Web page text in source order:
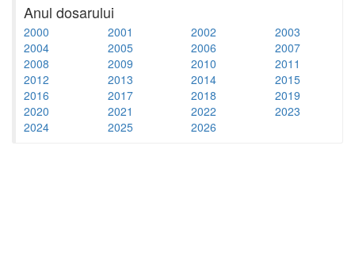
Anul dosarului
2000 2001 2002
2003
2004
2005 2006
2007
2008
2009 2010
2011
2012
2013 2014
2015
2016
2017 2018
2019
2020
2021 2022
2023
2024
2025 2026